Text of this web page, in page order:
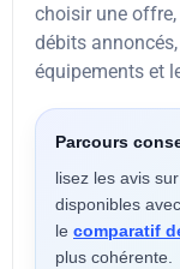
choisir une
débits annoncés,
équipements et
Parcours
lisez les avis
disponibles
le comparatif
plus cohérente.